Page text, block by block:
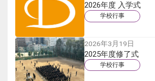
2026年度 入学式
学校行事
2026年3月19日
2025年度修了式
学校行事